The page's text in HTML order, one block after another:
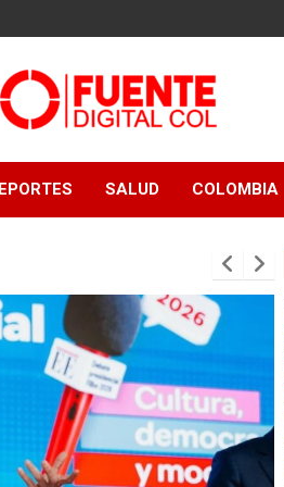
Fuente Digital
Col
SALUD COLOMBIA